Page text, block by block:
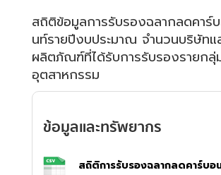
สถิติข้อมูลการรับรองฉลากลดคา
นท์รายปีงบประมาณ จำนวนบริษัทแ
ผลิตภัณฑ์ที่ได้รับการรับรองรายกลุ่
อุตสาหกรรม
ข้อมูลและทรัพยากร
สถิติการรับรองฉลากลดคาร์บ